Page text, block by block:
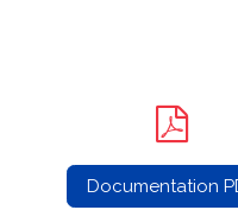
Documentation